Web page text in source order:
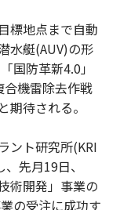
標地点まで自動
水艇(AUV)の形
国防革新4.0」
機雷除去作戦
待される。
ント研究所(KRI
先月19日、
術開発」事業の
の受注に成功す